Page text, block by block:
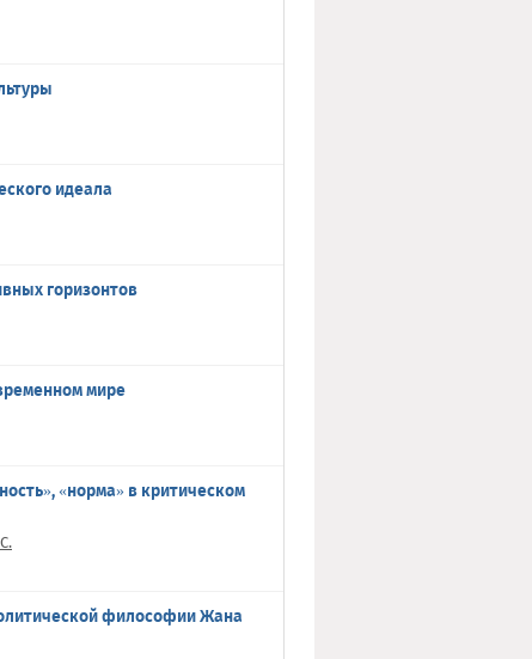
идеала
горизонтов
мире
«норма» в критическом
философии Жана